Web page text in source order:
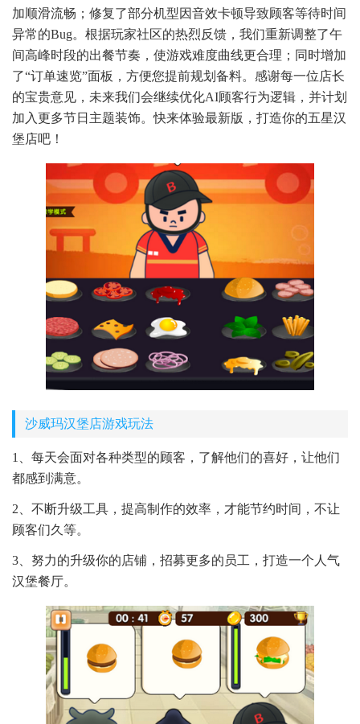
加顺滑流畅；修复了部分机型因音效卡顿导致顾客等待时间
异常的Bug。根据玩家社区的热烈反馈，我们重新调整了午
间高峰时段的出餐节奏，使游戏难度曲线更合理；同时增加
了“订单速览”面板，方便您提前规划备料。感谢每一位店长
的宝贵意见，未来我们会继续优化AI顾客行为逻辑，并计划
加入更多节日主题装饰。快来体验最新版，打造你的五星汉
堡店吧！
沙威玛汉堡店游戏玩法
1、每天会面对各种类型的顾客，了解他们的喜好，让他们
都感到满意。
2、不断升级工具，提高制作的效率，才能节约时间，不让
顾客们久等。
3、努力的升级你的店铺，招募更多的员工，打造一个人气
汉堡餐厅。